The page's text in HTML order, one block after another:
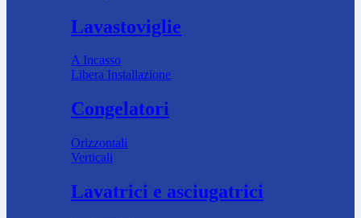
Lavastoviglie
A Incasso
Libera Installazione
Congelatori
Orizzontali
Verticali
Lavatrici e asciugatrici